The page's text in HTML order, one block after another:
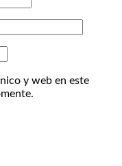
y web en este